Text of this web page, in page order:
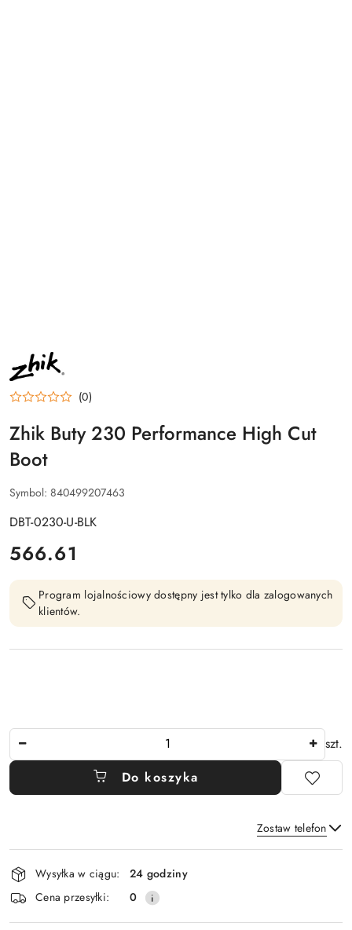
NAZWA
PRODUCENTA:
ZHIK
(0)
Zhik Buty 230 Performance High Cut
Boot
Symbol: 840499207463
DBT-0230-U-BLK
cena:
566.61
Program lojalnościowy dostępny jest tylko dla zalogowanych
klientów.
szt.
Do koszyka
Zostaw telefon
Wyślij
Dostępność
i
dostawa
Wysyłka w ciągu:
24 godziny
Cena przesyłki:
0